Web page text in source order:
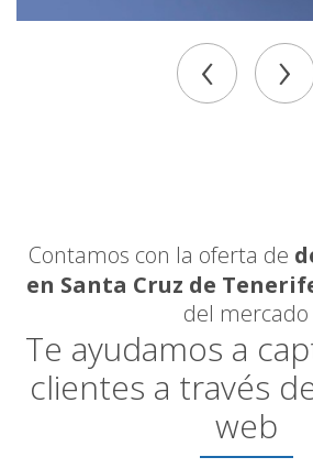
‹ ›
Contamos con la oferta de
en Santa Cruz de
del mercado
Te ayudamos a
clientes a través
web